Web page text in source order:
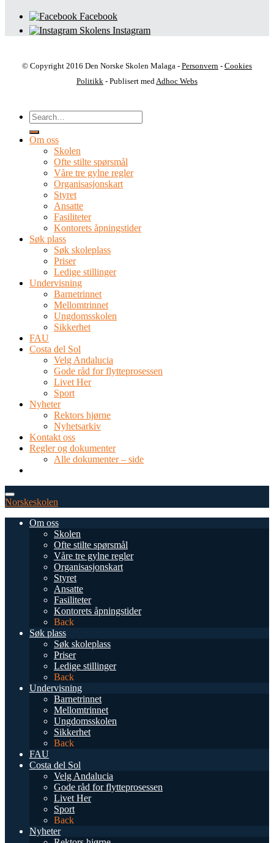
Facebook
Skolens Instagram
© Copyright 2016 Den Norske Skolen Malaga - Personvern - Cookies
Politikk - Publisert med Adhoc Webs
Om oss
Skolen
Ofte stilte spørsmål
Våre tre gylne regler
Organisasjonskart
Styret
Ansatte
Fasiliteter
Kontorets åpningstider
Søk plass
Søk skoleplass
Priser
Ledige stillinger
Undervisning
Barnetrinnet
Mellomtrinnet
Ungdomsskolen
Sikkerhet
FAU
Costa del Sol
Velg Andalucia
Gode råd for flytteprosessen
Livet Her
Sport
Nyheter
Rektors hjørne
Nyhetsarkiv
Kontakt oss
Regler og dokumenter
Alle dokumenter – side
Norskeskolen
Om oss
Skolen
Ofte stilte spørsmål
Våre tre gylne regler
Organisasjonskart
Styret
Ansatte
Fasiliteter
Kontorets åpningstider
Back
Søk plass
Søk skoleplass
Priser
Ledige stillinger
Back
Undervisning
Barnetrinnet
Mellomtrinnet
Ungdomsskolen
Sikkerhet
Back
FAU
Costa del Sol
Velg Andalucia
Gode råd for flytteprosessen
Livet Her
Sport
Back
Nyheter